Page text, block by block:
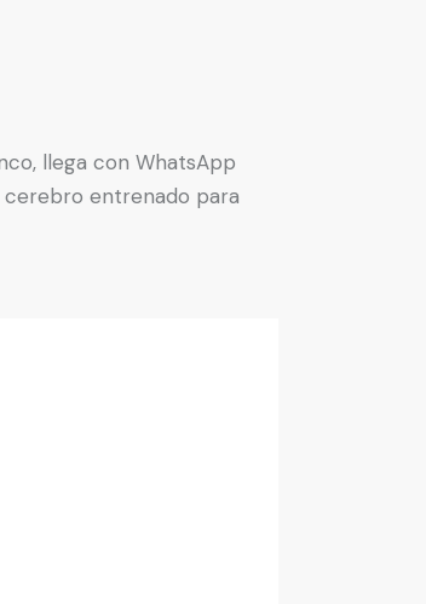
llega con WhatsApp
cerebro entrenado para